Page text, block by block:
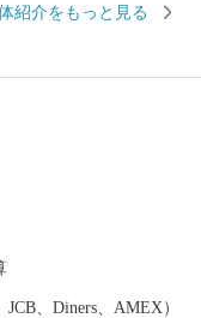
の整備や特産品の開
ついて】 ・受領書お
１カ月後に発送致し
方は、「玉名市から
紹介をもっと見る
、Diners、AMEX）